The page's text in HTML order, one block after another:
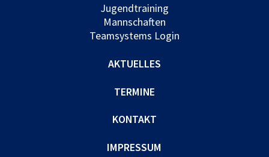
Jugendtraining
Mannschaften
Teamsystems Login
AKTUELLES
TERMINE
KONTAKT
IMPRESSUM